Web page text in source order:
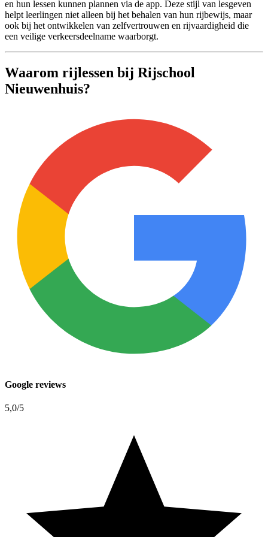
en hun lessen kunnen plannen via de app. Deze stijl van lesgeven
helpt leerlingen niet alleen bij het behalen van hun rijbewijs, maar
ook bij het ontwikkelen van zelfvertrouwen en rijvaardigheid die
een veilige verkeersdeelname waarborgt.
Waarom rijlessen bij Rijschool
Nieuwenhuis?
Google reviews
5,0/5